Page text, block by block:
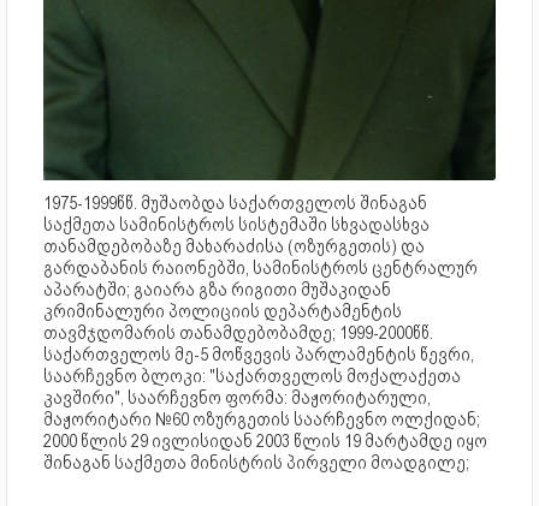
1975-1999წწ. მუშაობდა საქართველოს შინაგან
საქმეთა სამინისტროს სისტემაში სხვადასხვა
თანამდებობაზე მახარაძისა (ოზურგეთის) და
გარდაბანის რაიონებში, სამინისტროს ცენტრალურ
აპარატში; გაიარა გზა რიგითი მუშაკიდან
კრიმინალური პოლიციის დეპარტამენტის
თავმჯდომარის თანამდებობამდე; 1999-2000წწ.
საქართველოს მე-5 მოწვევის პარლამენტის წევრი,
საარჩევნო ბლოკი: "საქართველოს მოქალაქეთა
კავშირი", საარჩევნო ფორმა: მაჟორიტარული,
მაჟორიტარი №60 ოზურგეთის საარჩევნო ოლქიდან;
2000 წლის 29 ივლისიდან 2003 წლის 19 მარტამდე იყო
შინაგან საქმეთა მინისტრის პირველი მოადგილე;